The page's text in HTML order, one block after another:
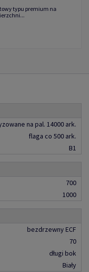
typu premium na
na pal. 14000 ark.
flaga co 500 ark.
B1
700
1000
bezdrzewny ECF
70
długi bok
Biały